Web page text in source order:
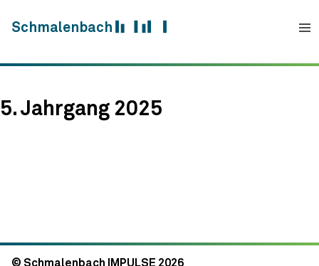
Schmalenbach
5. Jahrgang 2025
© Schmalenbach IMPULSE 2026